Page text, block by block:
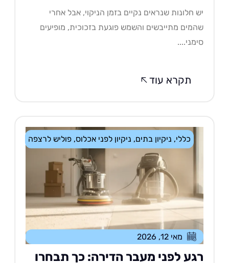
חלונות שנראים נקיים בזמן הניקוי, אבל אחרי
מתייבשים והשמש פוגעת בזכוכית, מופיעים
תקרא עוד
ניקיון בתים,ניקיון לפני אכלוס,פוליש לרצפה
מאי 12, 2026
לפני מעבר הדירה: כך תבחרו